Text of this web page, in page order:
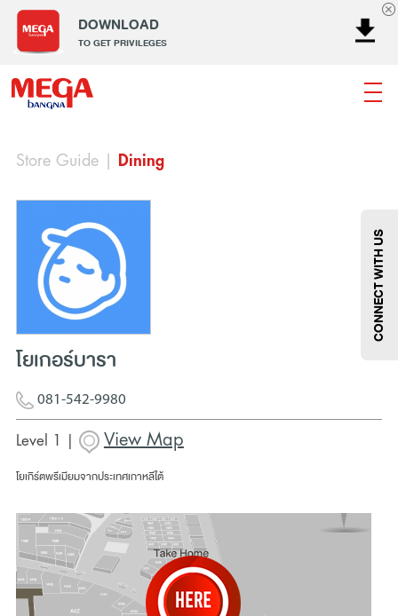
DOWNLOAD
TO GET PRIVILEGES
ธนาคาร ร้านอาหาร
แกดเจ็ตและเทคโนโลยี
แฟชั่น
CONNECT WITH US
Store Guide| Dining
โยเกอร์บารา
081-542-9980
Level 1 | View Map
โยเกิร์ตพรีเมียมจากประเทศเกาหลีใต้